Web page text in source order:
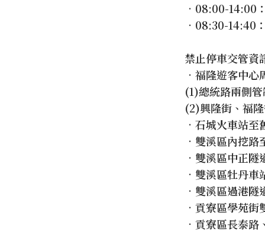
•08:00-14:00
•08:30-14:40
禁止停車交管資
•福隆遊客中心
(1)總統路兩側
(2)興隆街、福
•石城火車站至
•雙溪區內挖路
•雙溪區中正隧
•雙溪區牡丹車
•雙溪區過港隧
•貢寮區學苑街
•貢寮區長泰路